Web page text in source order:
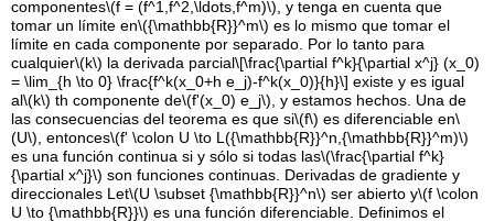
componentes\(f = (f^1,f^2,\ldots,f^m)\) , y tenga en cuenta que
tomar un límite en\({\mathbb{R}}^m\) es lo mismo que tomar el
límite en cada componente por separado. Por lo tanto para
cualquier\(k\) la derivada parcial\[\frac{\partial f^k}{\partial x^j} (x_0)
= \lim_{h \to 0} \frac{f^k(x_0+h e_j)-f^k(x_0)}{h}\] existe y es igual
al\(k\) th componente de\(f'(x_0) e_j\) , y estamos hechos. Una de
las consecuencias del teorema es que si\(f\) es diferenciable en\
(U\) , entonces\(f' \colon U \to L({\mathbb{R}}^n,{\mathbb{R}}^m)\)
es una función continua si y sólo si todas las\(\frac{\partial f^k}
{\partial x^j}\) son funciones continuas. Derivadas de gradiente y
direccionales Let\(U \subset {\mathbb{R}}^n\) ser abierto y\(f \colon
U \to {\mathbb{R}}\) es una función diferenciable. Definimos el